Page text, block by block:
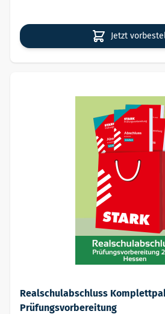
Jetzt
Realschulabschluss
Prüfungsvorbereitung